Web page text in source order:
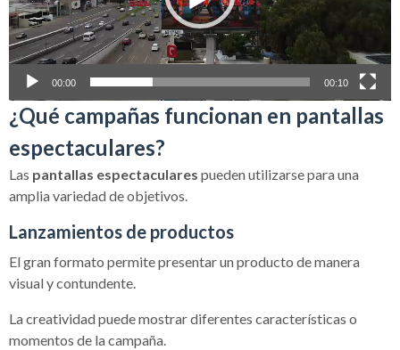
00:00 00:10
¿Qué campañas funcionan en pantallas
espectaculares?
Las pantallas espectaculares pueden utilizarse para una
amplia variedad de objetivos.
Lanzamientos de productos
El gran formato permite presentar un producto de manera
visual y contundente.
La creatividad puede mostrar diferentes características o
momentos de la campaña.